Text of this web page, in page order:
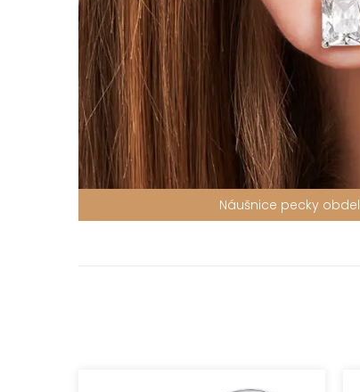
Náušnice pecky